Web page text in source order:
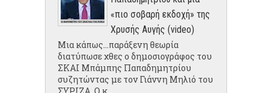
«πιο σοβαρή εκδοχή» της
Χρυσής Αυγής (video)
Μια κάπως...παράξενη θεωρία
διατύπωσε χθες ο δημοσιογράφος του
ΣΚΑΙ Μπάμπης Παπαδημητρίου
συζητώντας με τον Γιάννη Μηλιό του
ΣΥΡΙΖΑ. Ο κ...